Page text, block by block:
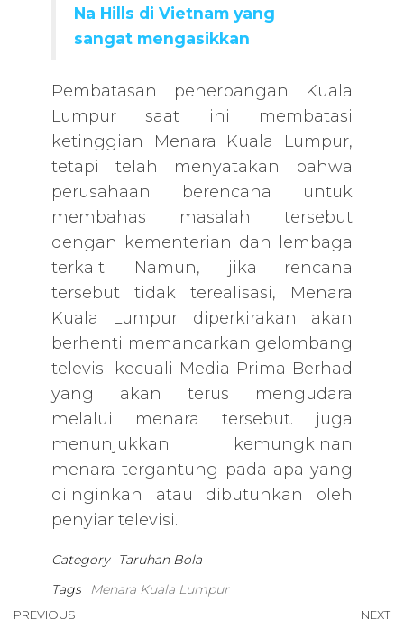
Na Hills di Vietnam yang
sangat mengasikkan
Pembatasan penerbangan Kuala
Lumpur saat ini membatasi
ketinggian Menara Kuala Lumpur,
tetapi telah menyatakan bahwa
perusahaan berencana untuk
membahas masalah tersebut
dengan kementerian dan lembaga
terkait. Namun, jika rencana
tersebut tidak terealisasi, Menara
Kuala Lumpur diperkirakan akan
berhenti memancarkan gelombang
televisi kecuali Media Prima Berhad
yang akan terus mengudara
melalui menara tersebut. juga
menunjukkan kemungkinan
menara tergantung pada apa yang
diinginkan atau dibutuhkan oleh
penyiar televisi.
Category
Taruhan Bola
Tags
Menara Kuala Lumpur
PREVIOUS NEXT